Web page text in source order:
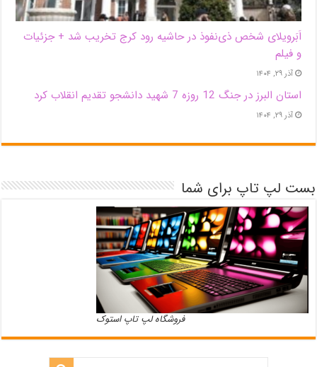
اَبَر‌ویلای شخص ذی‌نفوذ در حاشیه‌ رود کرج تخریب شد + جزئیات
و فیلم
آذر ۲۹, ۱۴۰۴
استان البرز در جنگ 12 روزه 7 شهید دانشجو تقدیم انقلاب کرد
آذر ۲۹, ۱۴۰۴
بست لپ تاپ برای شما
فروشگاه لپ تاپ استوک